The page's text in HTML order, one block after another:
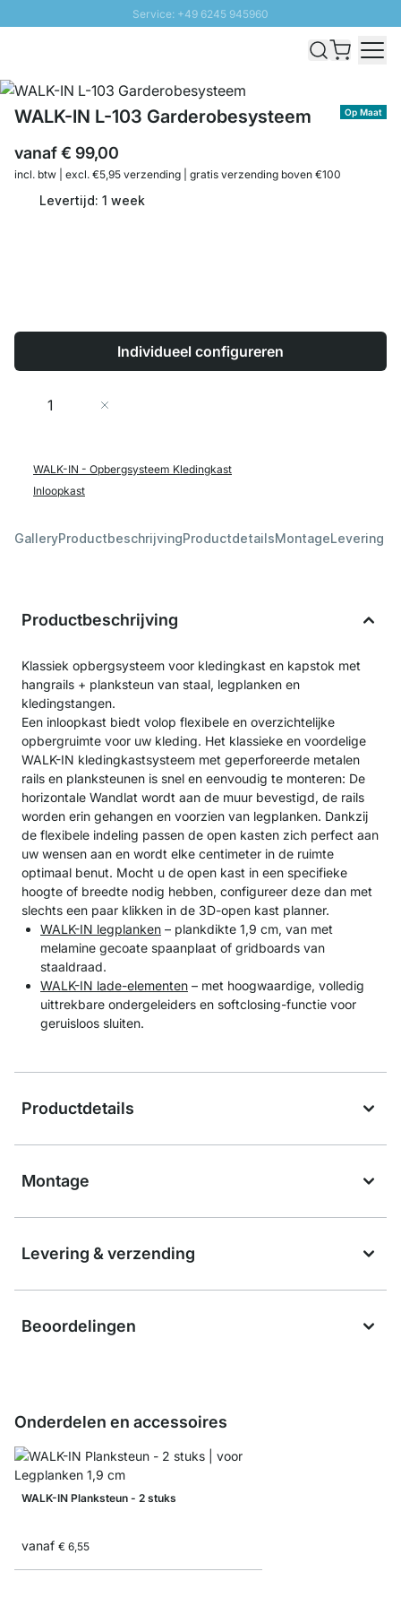
Service: +49 6245 945960
Snelle levering - Gratis verzending vanaf €100
SUNNY SALE: Tot 20% korting
Op Maat
WALK-IN L-103 Garderobesysteem
vanaf€ 99,00
incl. btw | excl. €5,95 verzending | gratis verzending boven €100
Levertijd: 1 week
Individueel configureren
Aantal
WALK-IN - Opbergsysteem Kledingkast
Inloopkast
GalleryProductbeschrijvingProductdetailsMontageLevering
Productbeschrijving
Klassiek opbergsysteem voor kledingkast en kapstok met
hangrails + planksteun van staal, legplanken en
kledingstangen.
Een inloopkast biedt volop flexibele en overzichtelijke
opbergruimte voor uw kleding. Het klassieke en voordelige
WALK-IN kledingkastsysteem met geperforeerde metalen
rails en planksteunen is snel en eenvoudig te monteren: De
horizontale Wandlat wordt aan de muur bevestigd, de rails
worden erin gehangen en voorzien van legplanken. Dankzij
de flexibele indeling passen de open kasten zich perfect aan
uw wensen aan en wordt elke centimeter in de ruimte
optimaal benut. Mocht u de open kast in een specifieke
hoogte of breedte nodig hebben, configureer deze dan met
slechts een paar klikken in de 3D-open kast planner.
WALK-IN legplanken – plankdikte 1,9 cm, van met
melamine gecoate spaanplaat of gridboards van
staaldraad.
WALK-IN lade-elementen – met hoogwaardige, volledig
uittrekbare ondergeleiders en softclosing-functie voor
geruisloos sluiten.
Productdetails
Montage
Levering & verzending
Beoordelingen
Onderdelen en accessoires
WALK-IN Planksteun - 2 stuks
vanaf € 6,55